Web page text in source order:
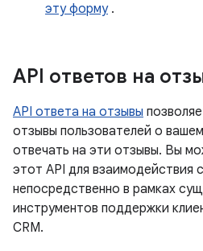
эту форму.
API ответов на
API ответа на отзывы
отзывы пользователей о
отвечать на эти отзывы. Вы
этот API для взаимодействия
непосредственно в рамках
инструментов поддержки
CRM.